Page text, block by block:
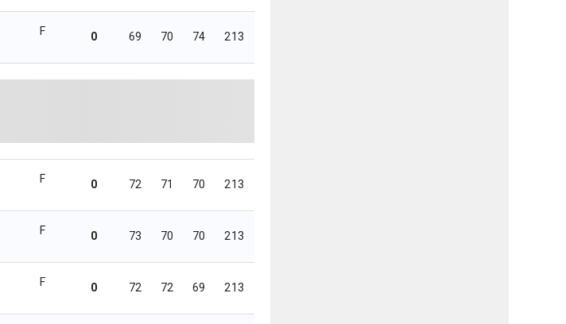
F 0 69 70 74 213
F 0 72 71 70 213
F 0 73 70 70 213
F 0 72 72 69 213